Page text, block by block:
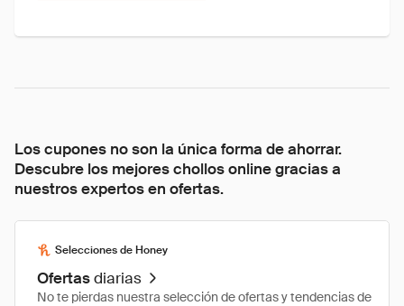
Los cupones no son la única forma de ahorrar.
Descubre los mejores chollos online gracias a
nuestros expertos en ofertas.
Selecciones de Honey
Ofertasdiarias
No te pierdas nuestra selección de ofertas y tendencias de